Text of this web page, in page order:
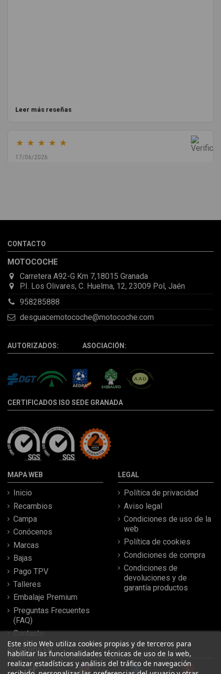
Leer más reseñas
★ ★ ★ ★ ★
17/06/2026
la pieza llegó correcta y bien embalada, además de llegarme 2
CONTACTO
MOTOCOCHE
Carretera A92-G Km 7,18015 Granada
P.I. Los Olivares, C. Huelma, 12, 23009 Pol, Jaén
958285888
desguacemotocoche@motocoche.com
AUTORIZADOS: ASOCIACIÓN:
CERTIFICADOS ISO SEDE GRANADA
MAPA WEB
Inicio
Recambios
Campa
Conócenos
Marcas
Bajas
Pago TPV
Talleres
Embalaje Premium
Preguntas Frecuentes
(FAQ)
Contacto
LEGAL
Política de privacidad
Aviso legal
Condiciones de uso de la
web
Política de cookies
Condiciones de compra
Condiciones de
devoluciones y de
garantía productos
Este sitio Web utiliza cookies propias y de terceros para
habilitar las funcionalidades técnicas de uso de la web,
realizar estadísticas y análisis del tráfico de navegación
SÍGUENOS EN